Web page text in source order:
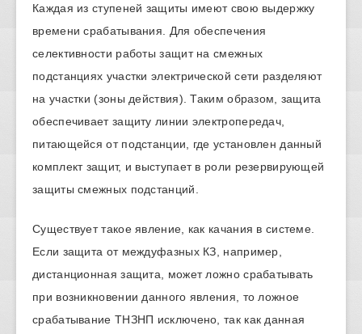
Каждая из ступеней защиты имеют свою выдержку
времени срабатывания. Для обеспечения
селективности работы защит на смежных
подстанциях участки электрической сети разделяют
на участки (зоны действия). Таким образом, защита
обеспечивает защиту линии электропередач,
питающейся от подстанции, где установлен данный
комплект защит, и выступает в роли резервирующей
защиты смежных подстанций.
Существует такое явление, как качания в системе.
Если защита от междуфазных КЗ, например,
дистанционная защита, может ложно срабатывать
при возникновении данного явления, то ложное
срабатывание ТНЗНП исключено, так как данная